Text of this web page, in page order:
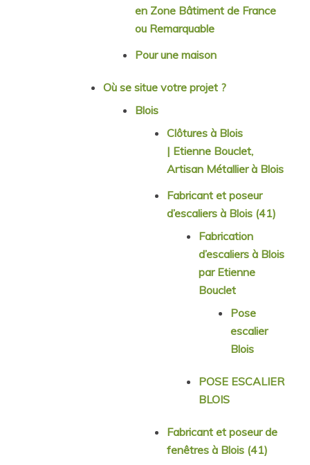
en Zone Bâtiment de France
ou Remarquable
Pour une maison
Où se situe votre projet ?
Blois
Clôtures à Blois
| Etienne Bouclet,
Artisan Métallier à Blois
Fabricant et poseur
d’escaliers à Blois (41)
Fabrication
d’escaliers à Blois
par Etienne
Bouclet
Pose
escalier
Blois
POSE ESCALIER
BLOIS
Fabricant et poseur de
fenêtres à Blois (41)